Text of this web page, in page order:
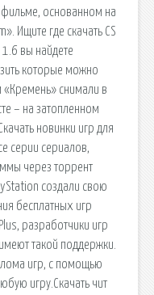
фильме, основанном на
Ищите где скачать CS
вы найдете
которые можно
«Кремень» снимали в
– на затопленном
новинки игр для
серии сериалов,
через торрент
создали свою
бесплатных игр
разработчики игр
такой поддержки.
игр, с помощью
игру.Скачать чит